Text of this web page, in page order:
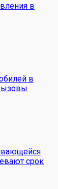
в
в
срок